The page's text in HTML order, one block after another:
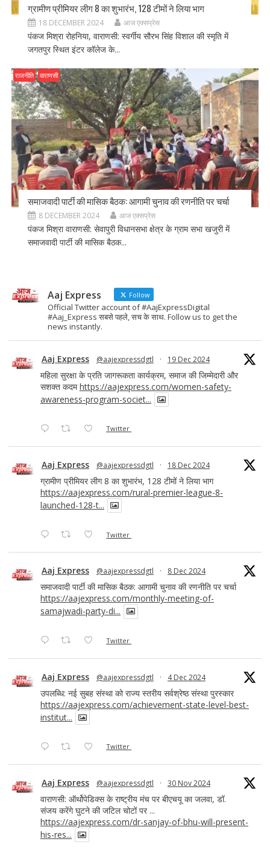
ग्रामीण प्रीमियर लीग 8 का शुभारंभ, 128 टीमों ने लिया भाग
18 DECEMBER 2024 आज एक्सप्रेस
पंकज मिश्रा रोहनिया, वाराणसी: स्वर्गीय सौरभ सिंह विशाल की स्मृति में
जगतपुर स्थित इंटर कॉलेज के...
राजनीति वाराणसी
समाजवादी पार्टी की मासिक बैठक: आगामी चुनाव की रणनीति पर चर्चा
8 DECEMBER 2024 आज एक्सप्रेस
पंकज मिश्रा वाराणसी: सेवापुरी विधानसभा क्षेत्र के ग्राम सभा खजुरी में
समाजवादी पार्टी की मासिक बैठक...
Aaj Express Follow
Official Twitter account of #AajExpressDigital
#Aaj_Express सबसे पहले, सच के साथ. Follow us to get the
news instantly.
Aaj Express @aajexpressdgtl · 19 Dec 2024
महिला सुरक्षा के प्रति जागरूकता कार्यक्रम, समाज की जिम्मेदारी और
सशक्त कदमhttps://aajexpress.com/women-safety-
awareness-program-societ...
Twitter
Aaj Express @aajexpressdgtl · 18 Dec 2024
ग्रामीण प्रीमियर लीग 8 का शुभारंभ, 128 टीमों ने लिया भाग
https://aajexpress.com/rural-premier-league-8-
launched-128-t...
Twitter
Aaj Express @aajexpressdgtl · 8 Dec 2024
समाजवादी पार्टी की मासिक बैठक: आगामी चुनाव की रणनीति पर चर्चा
https://aajexpress.com/monthly-meeting-of-
samajwadi-party-di...
Twitter
Aaj Express @aajexpressdgtl · 4 Dec 2024
उपलब्धि: नई सुबह संस्था को राज्य स्तरीय सर्वश्रेष्ठ संस्था पुरस्कार
https://aajexpress.com/achievement-state-level-best-
institut...
Twitter
Aaj Express @aajexpressdgtl · 30 Nov 2024
वाराणसी: ऑर्थोपेडिक्स के राष्ट्रीय मंच पर बीएचयू का जलवा, डॉ.
संजय करेंगे घुटने की जटिल चोटों पर ...
https://aajexpress.com/dr-sanjay-of-bhu-will-present-
his-res...